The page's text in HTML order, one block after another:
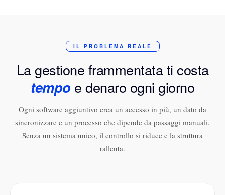
IL PROBLEMA REALE
La gestione frammentata ti costa
tempoe denaro ogni giorno
Ogni software aggiuntivo crea un accesso in più, un dato da
sincronizzare e un processo che dipende da passaggi manuali.
Senza un sistema unico, il controllo si riduce e la struttura
rallenta.